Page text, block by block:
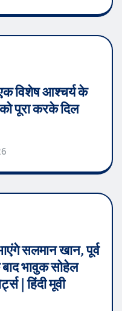
विशेष आश्चर्य के
पूरा करके दिल
सलमान खान, पूर्व
भावुक सोहेल
| हिंदी मूवी